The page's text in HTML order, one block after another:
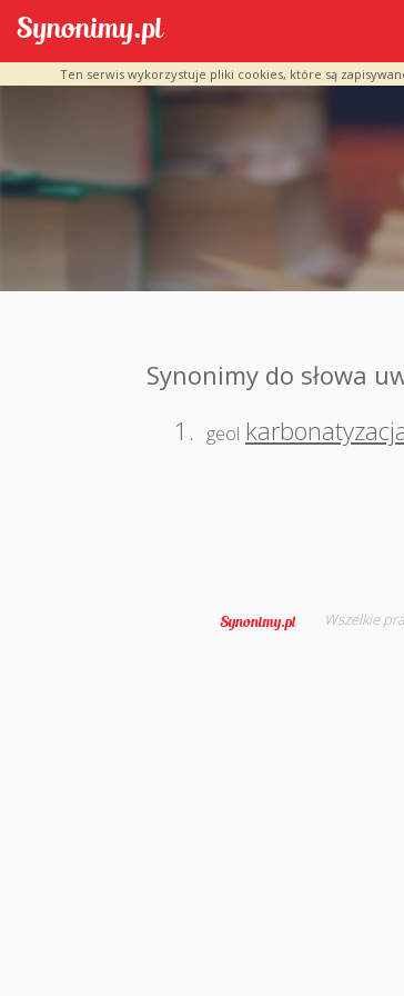
Ten serwis wykorzystuje pliki cookies, które są
Synonimy do słowa
1.
geol
Wszelkie